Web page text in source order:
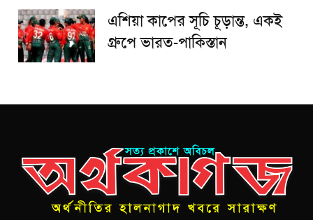
এশিয়া কাপের সূচি চূড়ান্ত, একই
গ্রুপে ভারত-পাকিস্তান